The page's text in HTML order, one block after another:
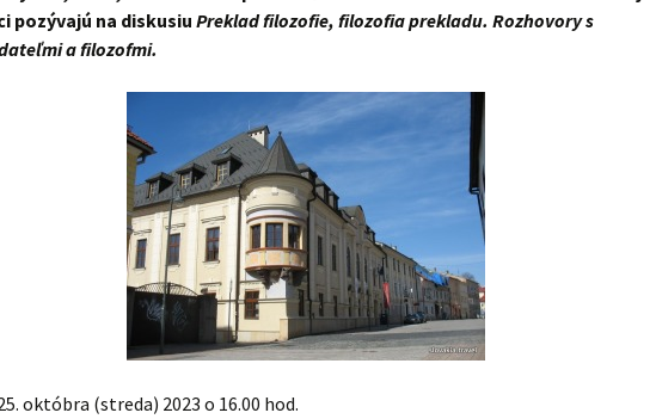
Naše absolventky a
absolventi
pozývajú na diskusiu Preklad filozofie, filozofia prekladu. Rozhovory s
a filozofmi.
októbra (streda) 2023 o 16.00 hod.